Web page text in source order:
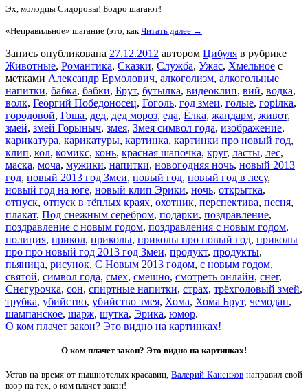
Эх, молодцы Сидоровы! Бодро шагают!
«Неправильное» шагание (это, как Читать далее →
Запись опубликована 27.12.2012 автором Цибуля в рубрике
Животные, Романтика, Сказки, Служба, Ужас, Хмельное с
метками Александр Ермолович, алкоголизм, алкогольные
напитки, бабка, бабки, Брут, бутылка, видеоклип, вий, водка,
волк, Георгий Победоносец, Гоголь, год змеи, голые, горілка,
городовой, Гоша, дед, дед мороз, еда, Ёлка, жандарм, живот,
змей, змей Горыныч, змея, Змея символ года, изображение,
карикатура, карикатуры, картинка, картинки про новый год,
клип, кол, комикс, конь, красная шапочка, круг, ласты, лес,
маска, моча, мужики, напитки, новогодняя ночь, новый 2013
год, новый 2013 год Змеи, новый год, новый год в лесу,
новый год на юге, новый клип Эрики, ночь, открытка,
отпуск, отпуск в тёплых краях, охотник, перспектива, песня,
плакат, Под снежным серебром, подарки, поздравление,
поздравление с новым годом, поздравления с новым годом,
полиция, прикол, приколы, приколы про новый год, приколы
про про новый год 2013 год Змеи, продукт, продукты,
пьяница, рисунок, С Новым 2013 годом, с новым годом,
святой, символ года, смех, смешно, смотреть онлайн, снег,
Снегурочка, сон, спиртные напитки, страх, трёхголовый змей,
трубка, убийство, убийство змея, Хома, Хома Брут, чемодан,
шампанское, шарж, шутка, Эрика, юмор.
О ком плачет закон? Это видно на картинках!
О ком плачет закон? Это видно на картинках!
Устав на время от пышнотелых красавиц,Валерий Каненков направил свой
взор на тех, о ком плачет закон!